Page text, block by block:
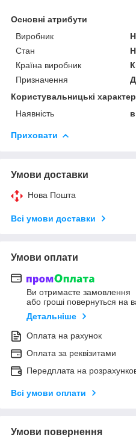
Основні атрибути
Виробник
Стан
Країна виробник
Призначення
Користувальницькі
Наявність
Приховати
Умови доставки
Нова Пошта
Всі умови доставки
Умови оплати
Ви отримаєте замовлення
або гроші повернуться на
Детальніше
Оплата на рахунок
Оплата за реквізитами
Передплата на
Всі умови оплати
Умови повернення